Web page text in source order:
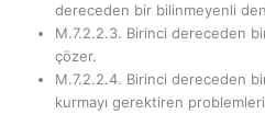
dereceden bir bilinmeyenli
M.7.2.2.3. Birinci dereceden
çözer.
M.7.2.2.4. Birinci dereceden
kurmayı gerektiren